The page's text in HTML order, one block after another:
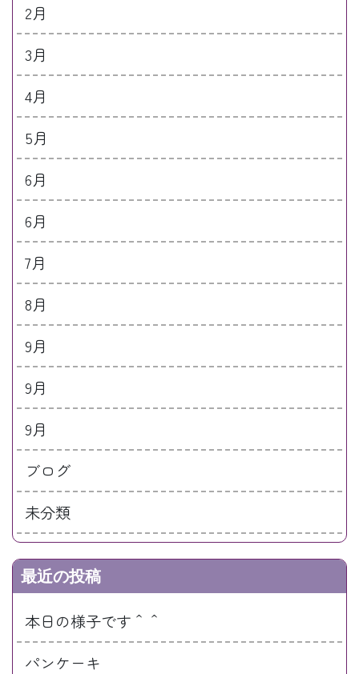
2月
3月
4月
5月
6月
6月
7月
8月
9月
9月
9月
ブログ
未分類
最近の投稿
本日の様子です＾＾
パンケーキ